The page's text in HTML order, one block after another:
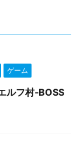
ゲーム
ルフ村‐BOSS